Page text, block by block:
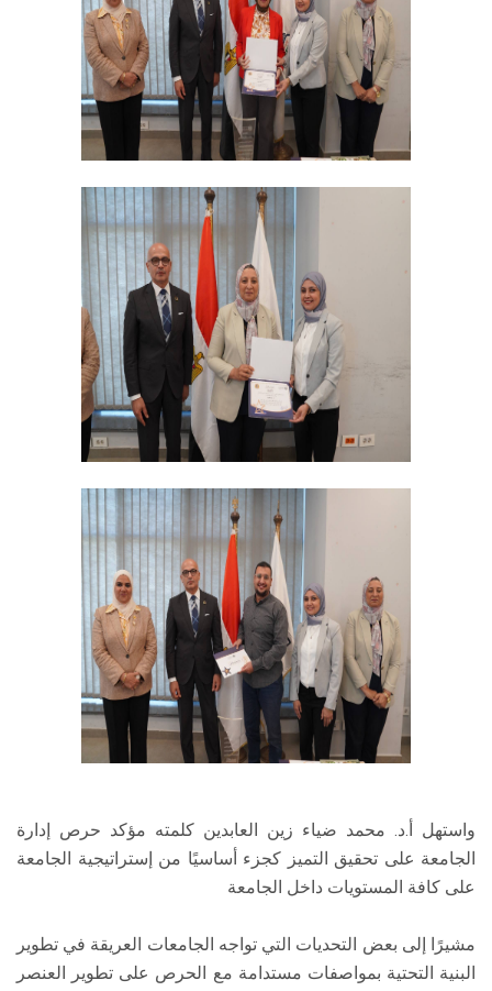
واستهل أ.د. محمد ضياء زين العابدين كلمته مؤكد حرص إدارة
الجامعة على تحقيق التميز كجزء أساسيًا من إستراتيجية الجامعة
على كافة المستويات داخل الجامعة
مشيرًا إلى بعض التحديات التي تواجه الجامعات العريقة في تطوير
البنية التحتية بمواصفات مستدامة مع الحرص على تطوير العنصر